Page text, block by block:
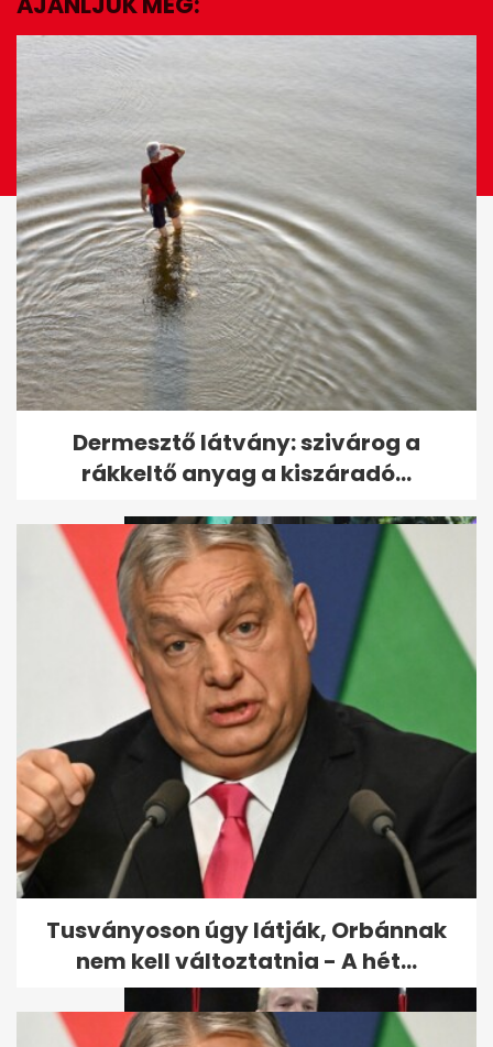
EZ IS ÉRDEKELHET
Osváth Zsolt: Hányok Tóth
Gabitól
Eltemették Csollány
Szilvesztert, felesége
megszólalt: "Elment a...
Dermesztő látvány: szivárog a
rákkeltő anyag a kiszáradó...
Tusványoson úgy látják, Orbánnak
nem kell változtatnia - A hét...